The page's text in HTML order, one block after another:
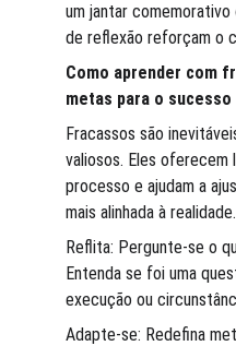
um jantar
de reflexão reforçam o
Como aprender com
metas para o
Fracassos são
valiosos. Eles oferecem
processo e ajudam a
mais alinhada à realidade.
Reflita: Pergunte-se o
Entenda se foi uma
execução ou
Adapte-se: Redefina